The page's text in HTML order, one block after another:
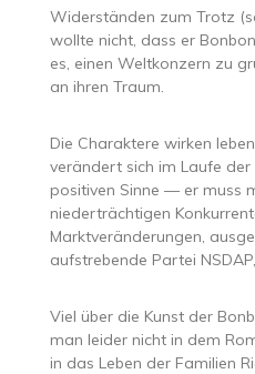
Widerständen zum Trotz
wollte nicht, dass er
es, einen Weltkonzern zu
an ihren Traum.
Die Charaktere wirken
verändert sich im Laufe der
positiven Sinne — er muss
niederträchtigen
Marktveränderungen,
aufstrebende Partei
Viel über die Kunst der
man leider nicht in dem
in das Leben der Familien